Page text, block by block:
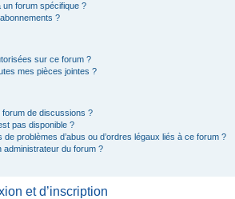
un forum spécifique ?
?
sur ce forum ?
mes pièces jointes ?
forum de discussions ?
pas disponible ?
problèmes d’abus ou d’ordres légaux liés à ce forum ?
administrateur du forum ?
et d’inscription